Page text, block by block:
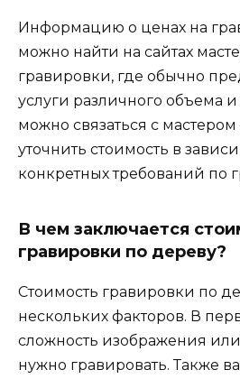
Информацию о ценах на
можно найти на сайтах
гравировки, где обычно
услуги различного объема
можно связаться с
уточнить стоимость в
конкретных требований по
В чем заключается
гравировки по дереву?
Стоимость гравировки по
нескольких факторов. В
сложность изображения или
нужно гравировать. Также